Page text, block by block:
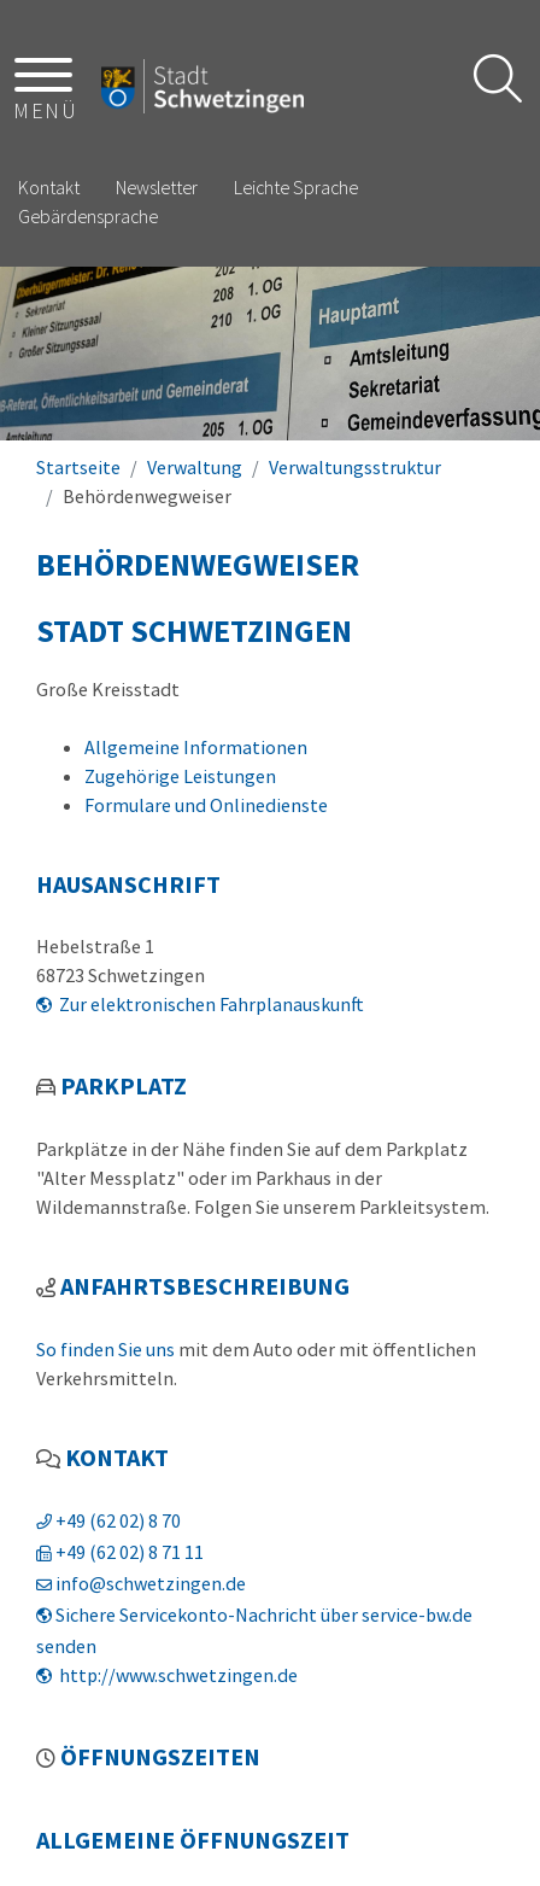
MENÜ
Kontakt Newsletter
Leichte Sprache
Gebärdensprache
Startseite Verwaltung
Verwaltungsstruktur
Behördenwegweiser
BEHÖRDENWEGWEISER
STADT SCHWETZINGEN
Große Kreisstadt
Allgemeine Informationen
Zugehörige Leistungen
Formulare und Onlinedienste
HAUSANSCHRIFT
Hebelstraße 1
68723 Schwetzingen
Zur elektronischen Fahrplanauskunft
PARKPLATZ
Parkplätze in der Nähe finden Sie auf dem Parkplatz
"Alter Messplatz" oder im Parkhaus in der
Wildemannstraße. Folgen Sie unserem Parkleitsystem.
ANFAHRTSBESCHREIBUNG
So finden Sie uns mit dem Auto oder mit öffentlichen
Verkehrsmitteln.
KONTAKT
+49 (6202) 8 70
+49 (6202) 8 71 11
info@schwetzingen.de
Sichere Servicekonto-Nachricht über service-bw.de
senden
http://www.schwetzingen.de
ÖFFNUNGSZEITEN
ALLGEMEINE ÖFFNUNGSZEIT